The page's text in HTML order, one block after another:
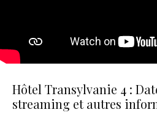
Hôtel Transylvanie 4 :
streaming et autres